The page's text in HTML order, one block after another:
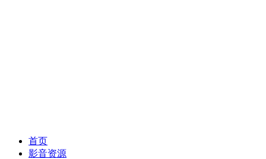
首页
影音资源